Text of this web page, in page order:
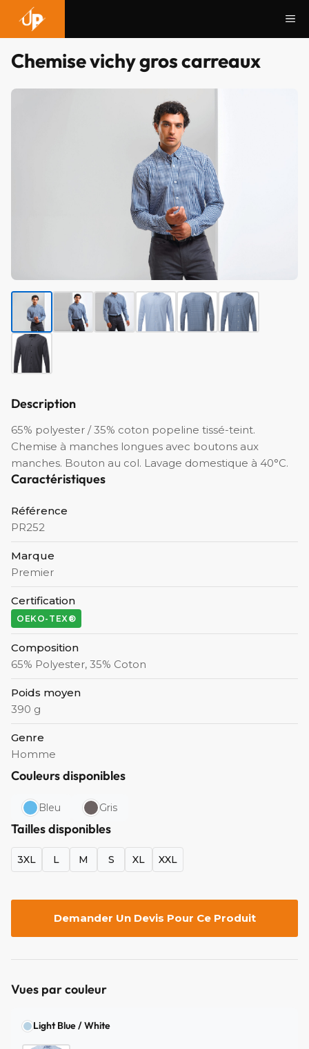
contenu
Chemise vichy gros carreaux
Description
65% polyester / 35% coton popeline tissé-teint.
Chemise à manches longues avec boutons aux
manches. Bouton au col. Lavage domestique à 40°C.
Caractéristiques
Référence
PR252
Marque
Premier
Certification
OEKO-TEX®
Composition
65% Polyester, 35% Coton
Poids moyen
390 g
Genre
Homme
Couleurs disponibles
Bleu Gris
Tailles disponibles
3XL L M S XL XXL
Demander Un Devis Pour Ce Produit
Vues par couleur
Light Blue / White